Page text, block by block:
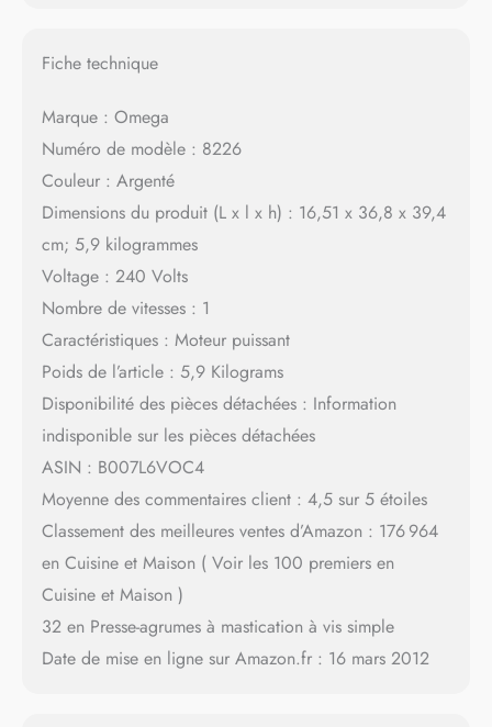
Fiche technique
Marque : Omega
Numéro de modèle : 8226
Couleur : Argenté
Dimensions du produit (L x l x h) : 16,51 x 36,8 x 39,4
cm; 5,9 kilogrammes
Voltage : 240 Volts
Nombre de vitesses : 1
Caractéristiques : Moteur puissant
Poids de l’article : 5,9 Kilograms
Disponibilité des pièces détachées : Information
indisponible sur les pièces détachées
ASIN : B007L6VOC4
Moyenne des commentaires client : 4,5 sur 5 étoiles
Classement des meilleures ventes d’Amazon : 176 964
en Cuisine et Maison ( Voir les 100 premiers en
Cuisine et Maison )
32 en Presse-agrumes à mastication à vis simple
Date de mise en ligne sur Amazon.fr : 16 mars 2012